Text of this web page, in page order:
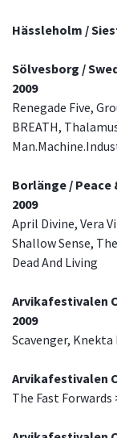
Hässleholm /
Sölvesborg /
2009
Renegade Five,
BREATH,
Borlänge / Peace
2009
April Divine, Vera
Shallow Sense,
Dead And Living
Arvikafestivalen
2009
Scavenger, Knekta
Arvikafestivalen
The Fast Forwards